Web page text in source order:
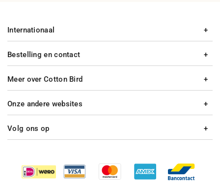
Bestelling en contact
Meer over Cotton Bird
Internationaal
Onze andere websites
Volg ons op